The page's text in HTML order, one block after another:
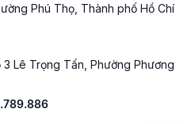
Phú Thọ, Thành phố Hồ Chí
Lê Trọng Tấn, Phường Phương